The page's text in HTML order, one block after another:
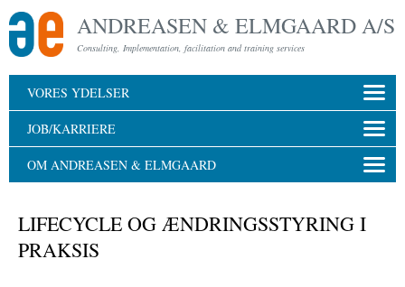
ANDREASEN & ELMGAARD A/S
Consulting, Implementation, facilitation and training services
VORES YDELSER
JOB/KARRIERE
OM ANDREASEN & ELMGAARD
LIFECYCLE OG ÆNDRINGSSTYRING I
PRAKSIS